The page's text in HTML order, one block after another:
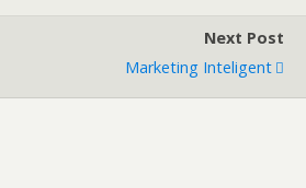
Next Post
Marketing Inteligent